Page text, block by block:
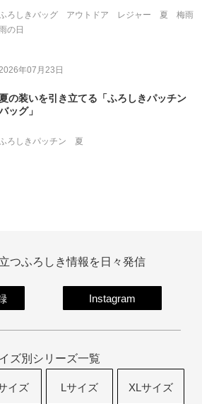
ろしきバッグ アウトドア レジャー 夏
梅雨
の日
年07月23日
の装いを引き立てる「ふろしきパッチン
ッグ」
ろしきパッチン 夏
つふろしき情報を日々発信
Instagram
ズ別シリーズ一覧
イズ Lサイズ XLサイズ